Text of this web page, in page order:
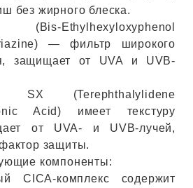
без жирного блеска.
Ethylhexyloxyphenol
— фильтр широкого
защищает от UVA и UVB-
SX (Terephthalylidene
Acid) имеет текстуру
от UVA- и UVB-лучей,
защиты.
компоненты:
CICA-комплекс содержит